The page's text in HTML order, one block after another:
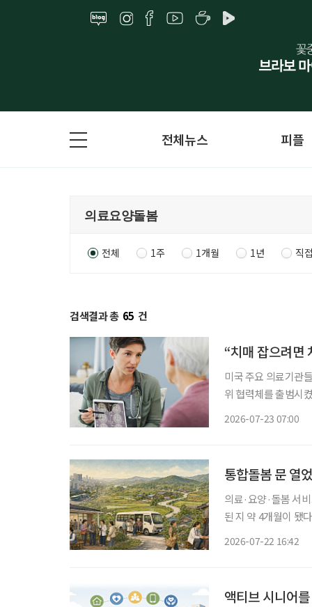
전체뉴스 피플
전체 1주 1개월 1년 직
검색결과 총 65 건
“치매 잡으려면
미국 주요 의료기관
위 협력체를 출범시
2026-07-23 07:00
통합돌봄 문 열
의료·요양·돌봄 서
된 지 약 4개월이 됐
2026-07-22 16:42
액티브 시니어